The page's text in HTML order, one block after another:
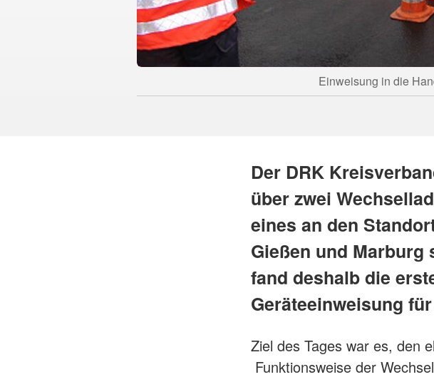
Einweisung in die
Der DRK
über zwei
eines an den
Gießen und
fand deshalb die
Geräteeinweisung
Ziel des Tages war es, den
Funktionsweise der